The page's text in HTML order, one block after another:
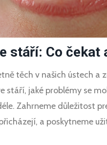
stáří: Co
těch v našich ústech a
stáří, jaké problémy se
Zahrneme důležitost
a poskytneme